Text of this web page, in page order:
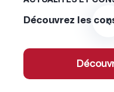
Découvrez les